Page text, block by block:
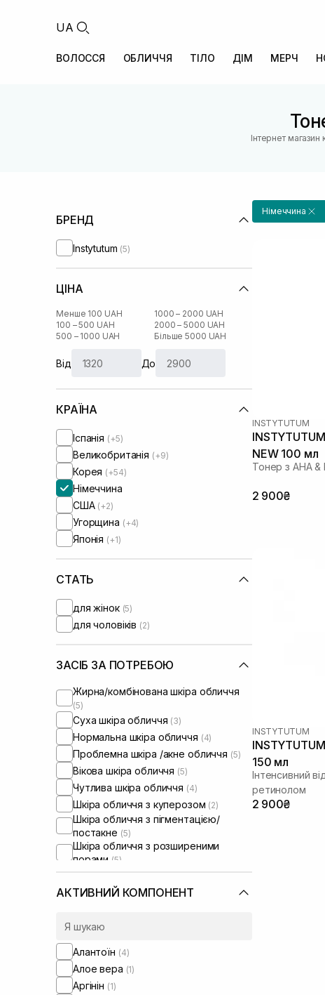
UA
ВОЛОССЯ ОБЛИЧЧЯ ТІЛО ДІМ МЕРЧ
Інтернет магазин
БРЕНД
Instytutum (5)
ЦІНА
Менше 100 UAH
100 – 500 UAH
500 – 1000 UAH
1000 – 2000 UAH
2000 – 5000 UAH
Більше 5000 UAH
Від До
КРАЇНА
Іспанія (+5)
Великобританія (+9)
Корея (+54)
Німеччина
США (+2)
Угорщина (+4)
Японія (+1)
СТАТЬ
для жінок (5)
для чоловіків (2)
ЗАСІБ ЗА ПОТРЕБОЮ
Жирна/комбінована шкіра обличчя
(5)
Суха шкіра обличчя (3)
Нормальна шкіра обличчя (4)
Проблемна шкіра /акне обличчя (5)
Вікова шкіра обличчя (5)
Чутлива шкіра обличчя (4)
Шкіра обличчя з куперозом (2)
Шкіра обличчя з пігментацією/
постакне (5)
Шкіра обличчя з розширеними
порами (5)
АКТИВНИЙ КОМПОНЕНТ
Алантоїн (4)
Алое вера (1)
Аргінін (1)
Німеччина
INSTYTUTUM
NEW 100 мл
Тонер з AHA &
2 900₴
INSTYTUTUM
150 мл
Інтенсивний
ретинолом
2 900₴